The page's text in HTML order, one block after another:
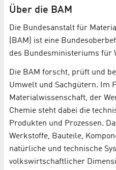
Über die BAM
Die Bundesanstalt für
(BAM) ist eine
des Bundesministeriums für
Die BAM forscht, prüft und
Umwelt und Sachgütern. Im
Materialwissenschaft, der
Chemie steht dabei die
Produkten und Prozessen.
Werkstoffe, Bauteile,
natürliche und technische
volkswirtschaftlicher